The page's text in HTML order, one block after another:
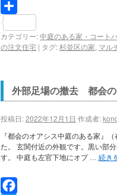
有
カテゴリー:中庭のある家・コート
の注文住宅 | タグ:杉並区の家, マル
外部足場の撤去 都会
投稿日:2022年12月1日 作成者:
『都会のオアシス中庭のある家』
た。 玄関付近の外観です。黒い部
す。 中庭も左官下地にオプ … 続き